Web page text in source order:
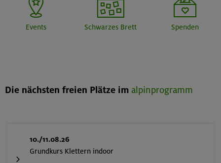
Events Schwarzes Brett Spenden
Die nächsten freien Plätze im alpinprogramm
10./11.08.26
Grundkurs Klettern indoor